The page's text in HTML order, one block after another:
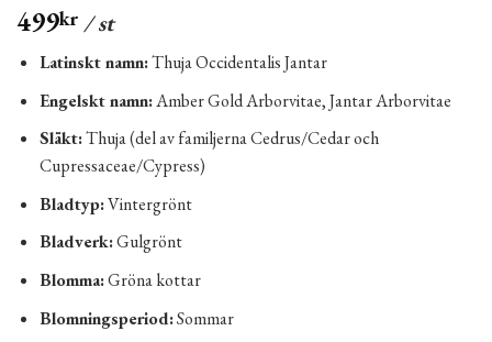
499kr / st
Latinskt namn:Thuja Occidentalis Jantar
Engelskt namn:Amber Gold Arborvitae, Jantar Arborvitae
Släkt:Thuja (del av familjerna Cedrus/Cedar och
Cupressaceae/Cypress)
Bladtyp:Vintergrönt
Bladverk:Gulgrönt
Blomma:Gröna kottar
Blomningsperiod:Sommar